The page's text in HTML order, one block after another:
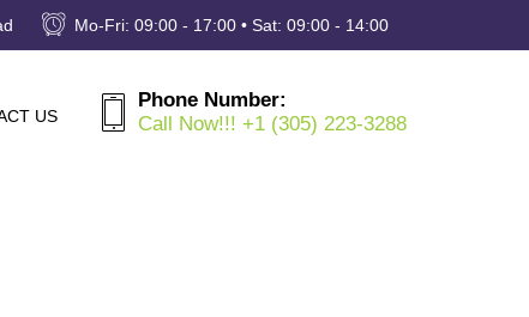
Mo-Fri: 09:00 - 17:00 • Sat: 09:00 - 14:00
Phone Number:
Call Now!!! +1 (305) 223-3288
US